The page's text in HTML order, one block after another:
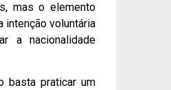
mas o elemento
intenção voluntária
a nacionalidade
basta praticar um